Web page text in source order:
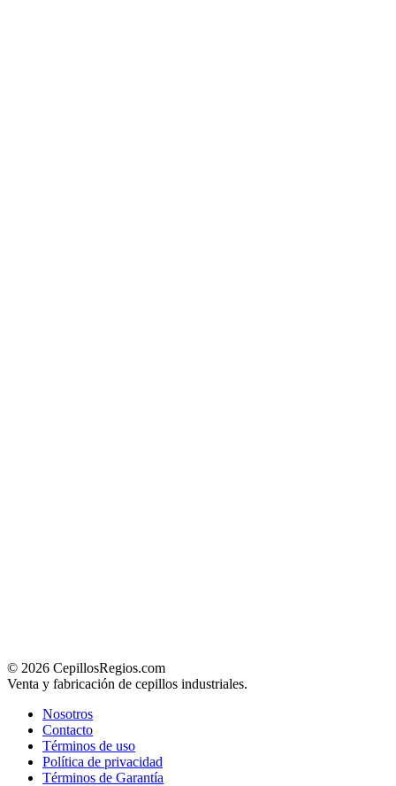
© 2026 CepillosRegios.com
Venta y fabricación de cepillos industriales.
Nosotros
Contacto
Términos de uso
Política de privacidad
Términos de Garantía